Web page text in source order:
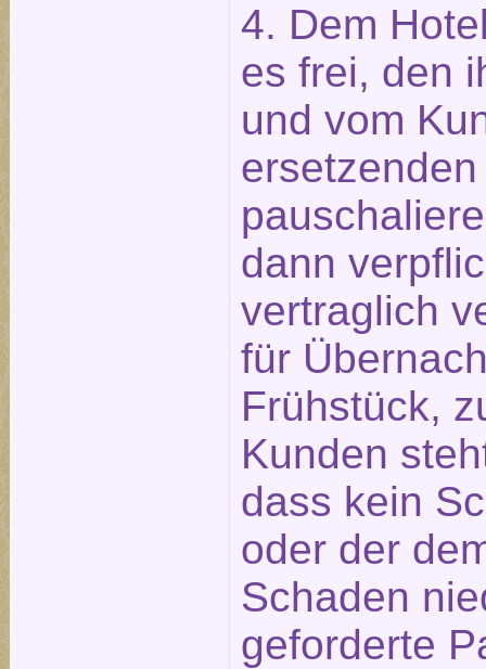
4. Dem
es frei, den
und vom
dann
vertraglich
für
Frühstück,
Kunden
dass kein
oder der
Schaden
geforderte